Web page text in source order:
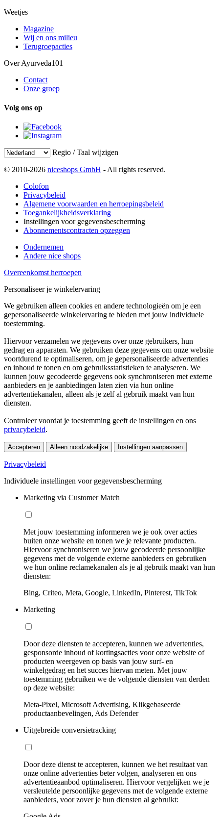
Weetjes
Magazine
Wij en ons milieu
Terugroepacties
Over Ayurveda101
Contact
Onze groep
Volg ons op
Regio / Taal wijzigen
© 2010-2026 niceshops GmbH - All rights reserved.
Colofon
Privacybeleid
Algemene voorwaarden en herroepingsbeleid
Toegankelijkheidsverklaring
Instellingen voor gegevensbescherming
Abonnementscontracten opzeggen
Ondernemen
Andere nice shops
Overeenkomst herroepen
Personaliseer je winkelervaring
We gebruiken alleen cookies en andere technologieën om je een
gepersonaliseerde winkelervaring te bieden met jouw individuele
toestemming.
Hiervoor verzamelen we gegevens over onze gebruikers, hun
gedrag en apparaten. We gebruiken deze gegevens om onze website
voortdurend te optimaliseren, om je gepersonaliseerde advertenties
en inhoud te tonen en om gebruiksstatistieken te analyseren. We
kunnen jouw gecodeerde gegevens ook synchroniseren met externe
aanbieders en je aanbiedingen laten zien via hun online
advertentiekanalen, alleen als je zelf al gebruik maakt van hun
diensten.
Controleer voordat je toestemming geeft de instellingen en ons
privacybeleid.
Accepteren Alleen noodzakelijke Instellingen aanpassen
Privacybeleid
Individuele instellingen voor gegevensbescherming
Marketing via Customer Match
Met jouw toestemming informeren we je ook over acties
buiten onze website en tonen we je relevante producten.
Hiervoor synchroniseren we jouw gecodeerde persoonlijke
gegevens met de volgende externe aanbieders en gebruiken
we hun online reclamekanalen als je al gebruik maakt van hun
diensten:
Bing, Criteo, Meta, Google, LinkedIn, Pinterest, TikTok
Marketing
Door deze diensten te accepteren, kunnen we advertenties,
gesponsorde inhoud of kortingsacties voor onze website of
producten weergeven op basis van jouw surf- en
winkelgedrag en het succes hiervan meten. Met jouw
toestemming gebruiken we de volgende diensten van derden
op deze website:
Meta-Pixel, Microsoft Advertising, Klikgebaseerde
productaanbevelingen, Ads Defender
Uitgebreide conversietracking
Door deze dienst te accepteren, kunnen we het resultaat van
onze online advertenties beter volgen, analyseren en ons
advertentieaanbod optimaliseren. Hiervoor vergelijken we je
versleutelde persoonlijke gegevens met de volgende externe
aanbieders, voor zover je hun diensten al gebruikt: